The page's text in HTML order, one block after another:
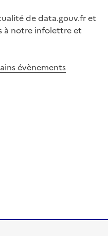
de data.gouv.fr et
à notre infolettre et
évènements